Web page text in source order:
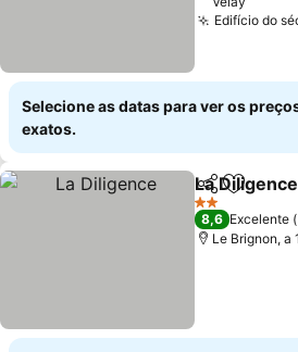
Edifício do
Selecione as datas para ver os
exatos.
Partilhar
La Diligence
2 Estrelas
8,6 Excelente
Le Brignon, a